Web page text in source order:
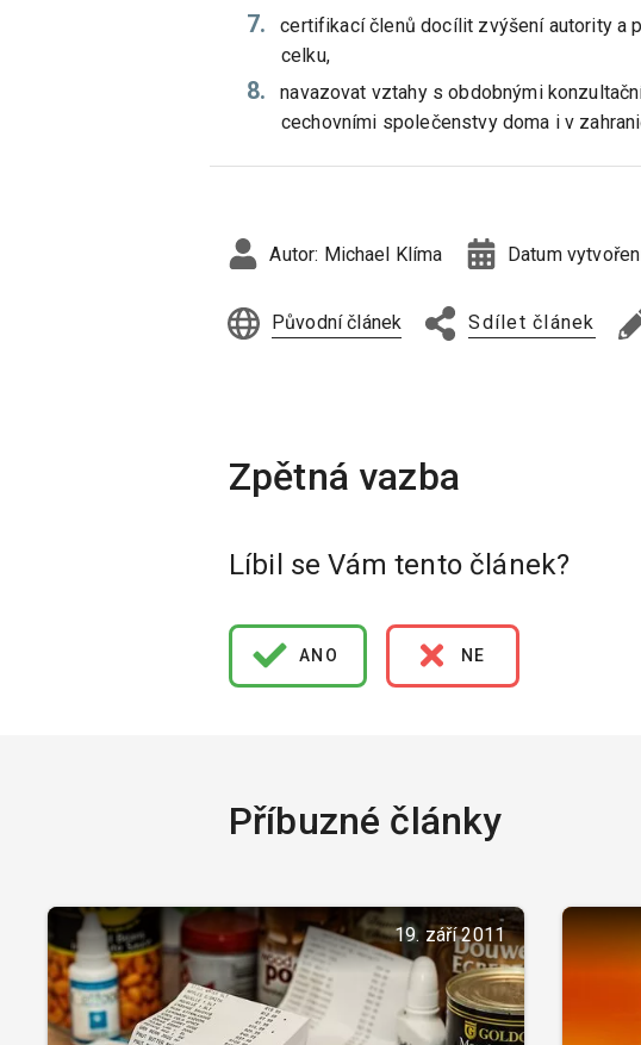
certifikací členů docílit zvýšení autority a
celku,
navazovat vztahy s obdobnými
cechovními společenstvy doma i v
Autor: Michael Klíma Datum
Původní článek Sdílet článek
Líbil se Vám tento článek?
ANO NE
Příbuzné články
19. září 2011